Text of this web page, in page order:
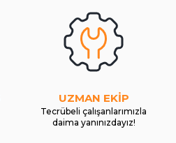
UZMAN EKİP
Tecrübeli çalışanlarımızla
daima yanınızdayız!